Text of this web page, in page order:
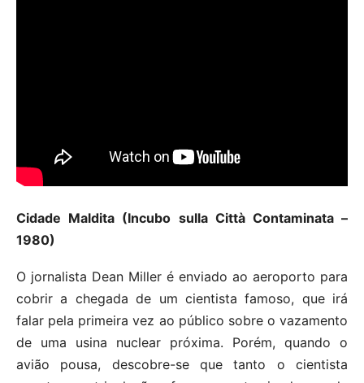
Cidade Maldita (Incubo sulla Città Contaminata –
1980)
O jornalista Dean Miller é enviado ao aeroporto para
cobrir a chegada de um cientista famoso, que irá
falar pela primeira vez ao público sobre o vazamento
de uma usina nuclear próxima. Porém, quando o
avião pousa, descobre-se que tanto o cientista